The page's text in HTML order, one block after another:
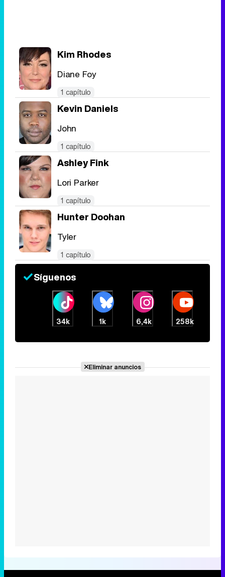
Kim Rhodes
Diane Foy
1 capítulo
Kevin Daniels
John
1 capítulo
Ashley Fink
Lori Parker
1 capítulo
Hunter Doohan
Tyler
1 capítulo
Síguenos
34k 1k 6,4k 258k
Eliminar anuncios